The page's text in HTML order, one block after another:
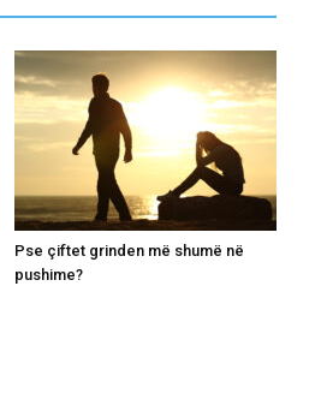
Pse çiftet grinden më shumë në
pushime?